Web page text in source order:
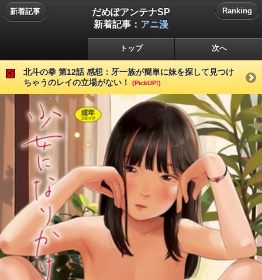
新着記事
だめぽアンテナSP
新着記事： アニ漫
Ranking
トップ 次へ
北斗の拳 第12話 感想：牙一族が簡単に妹を探して見つけ
ちゃうのレイの立場がない！
(PickUP!)